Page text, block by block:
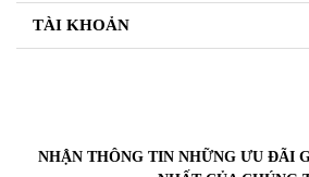
TÀI KHOẢN
NHẬN THÔNG TIN NHỮNG ƯU ĐÃI